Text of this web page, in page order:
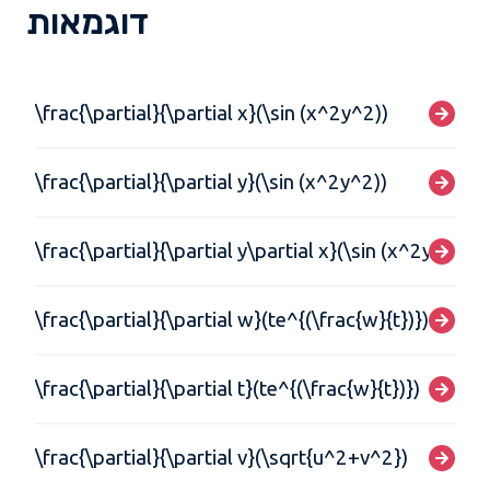
דוגמאות
\frac{\partial}{\partial x}(\sin (x^2y^2))
\frac{\partial}{\partial y}(\sin (x^2y^2))
\frac{\partial}{\partial y\partial x}(\sin (x^2y^2))
\frac{\partial}{\partial w}(te^{(\frac{w}{t})})
\frac{\partial}{\partial t}(te^{(\frac{w}{t})})
\frac{\partial}{\partial v}(\sqrt{u^2+v^2})